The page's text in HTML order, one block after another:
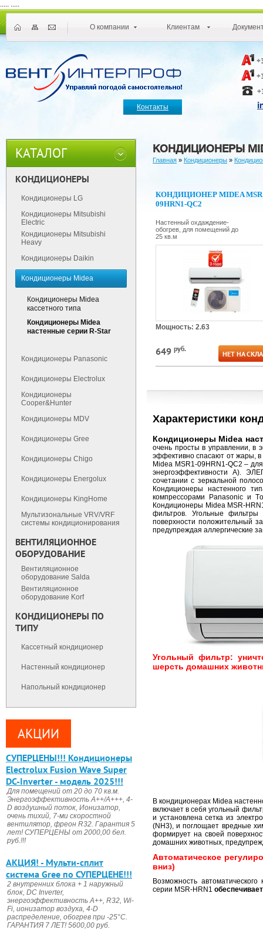
..... .....
О компании Клиентам
Контакты
КАТАЛОГ
КОНДИЦИОНЕРЫ
Кондиционеры LG
Кондиционеры Mitsubishi
Electric
Кондиционеры Mitsubishi
Heavy
Кондиционеры Daikin
Кондиционеры Midea
Кондиционеры Midea
кассетного типа
Кондиционеры Midea
настенные серии R-Star
Кондиционеры Panasonic
Кондиционеры Electrolux
Кондиционеры
Cooper&Hunter
Кондиционеры MDV
Кондиционеры Gree
Кондиционеры Chigo
Кондиционеры Energolux
Кондиционеры KingHome
Мультизональные VRV/VRF
cистемы кондиционирования
ВЕНТИЛЯЦИОННОЕ
ОБОРУДОВАНИЕ
Вентиляционное
оборудование Salda
Вентиляционное
оборудование Korf
КОНДИЦИОНЕРЫ ПО
ТИПУ
Кассетный кондиционер
Настенный кондиционер
Напольный кондиционер
АКЦИИ
CУПЕРЦЕНЫ!!! Кондиционеры
Electrolux Fusion Wave Super
DC-Inverter - модель 2025!!!
Для помещений от 20 до 70 кв.м.
Энергоэффективность А++/А+++, 4-
D воздушный поток, Ионизатор,
очень тихий, 7-ми скоростной
вентилятор, фреон R32. Гарантия 5
лет! СУПЕРЦЕНЫ от 2000,00 бел.
руб.!!!
АКЦИЯ! - Мульти-сплит
система Gree по СУПЕРЦЕНЕ!!!
2 внутренних блока + 1 наружный
блок, DC Invertеr,
энергоэффективность А++, R32, Wi-
Fi, ионизатор воздуха, 4-D
распределение, обогрев при -25°С.
ГАРАНТИЯ 7 ЛЕТ! 5600,00 руб.
КОНДИЦИОНЕРЫ
Главная » Кондиционеры »
КОНДИЦИОНЕР MIDEA
09HRN1-QC2
Настенный охдаждение-
обогрев, для помещений до
25 кв.м
Мощность: 2.63
649 руб.
НЕТ НА
Характеристики
Кондиционеры Midea
очень просты в управлении, в
эффективно спасают от жары,
Midea MSR1-09HRN1-QC2 –
энергоэффективности А).
сочетании с зеркальной
Кондиционеры настенного
компрессорами Panasonic и
Кондиционеры Midea MSR-
фильтров. Угольные
поверхности положительный
предупреждая аллергические
Угольный фильтр:
шерсть домашних
В кондиционерах Midea
включает в себя угольный
и установлена сетка из
(NH3), и поглощает вредные
формирует на своей
домашних животных,
Автоматическое
вниз)
Возможность
серии MSR-HRN1